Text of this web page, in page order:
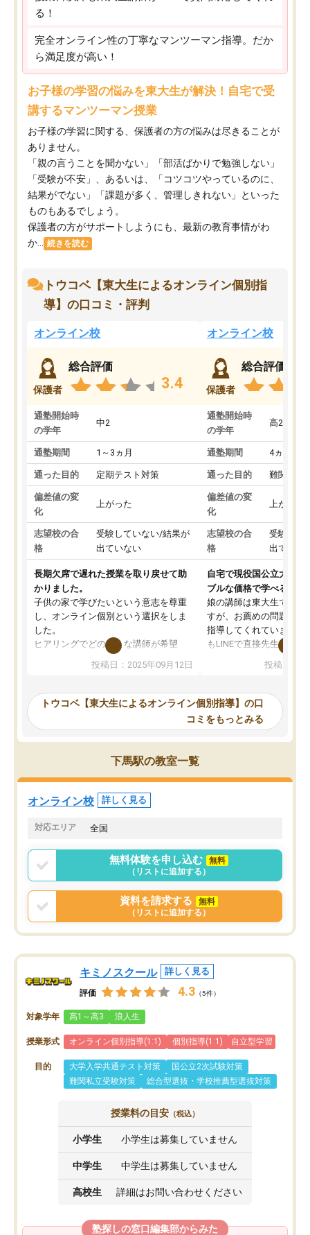
る！
完全オンライン性の丁寧なマンツーマン指導。だか
ら満足度が高い！
お子様の学習の悩みを東大生が解決！自宅で受
講するマンツーマン授業
お子様の学習に関する、保護者の方の悩みは尽きることが
ありません。
「親の言うことを聞かない」「部活ばかりで勉強しない」
「受験が不安」、あるいは、「コツコツやっているのに、
結果がでない」「課題が多く、管理しきれない」といった
ものもあるでしょう。
保護者の方がサポートしようにも、最新の教育事情がわ
か...
続きを読む
トウコベ【東大生によるオンライン個別指
導】の口コミ・評判
オンライン校
保護者
総合評価
3.4
通塾開始時
の学年
中2
通塾期間 1～3ヵ月
通った目的 定期テスト対策
偏差値の変
化
上がった
志望校の合
格
受験していない/結果が
出ていない
長期欠席で遅れた授業を取り戻せて助
かりました。
子供の家で学びたいという意志を尊重
し、オンライン個別という選択をしま
した。
ヒアリングでどのような講師が希望
か、オプションは付帯するかなど選ぶ
事が出来ました。
ーティングを行い、その講師で良いか
見てから講師を決定する事ができま
す。
うちの子は、初回面談の講師の方で決
オンラインツールを使用した単語帳の
共有があり宿題もそちらで出される形
でした。
言う事で講師変更の申し出があり、あ
まりに短期での変更だった為、塾に通
う事にして退会しました。遅れも取り
戻せ、授業内容や講師の方は良かった
と思います。
投稿日：2025年09月12日
オンライン校
保護者
総合評価
通塾開始時
の学年
高2
通塾期間 4ヵ月～1
通った目的 難関私立
偏差値の変
化
上がった
志望校の合
格
受験して
出ていな
自宅で現役国公立大学生
ブルな価格で学べる
娘の講師は東大生では無
すが、お薦めの問題集や
指導してくれています。
もLINEで直接先生に質問
めれるので、個人に合
いなのがあり(有料)、受
ことをどんなスケジュー
くか相談したのですが、
ち期待したものではなく
くなってきたようなので
投稿日：
トウコベ【東大生によるオンライン個別指導】の口
コミをもっとみる
下馬駅の教室一覧
オンライン校 詳しく見る
対応エリア 全国
無料体験を申し込む
無料
（リストに追加する）
資料を請求する
無料
（リストに追加する）
キミノスクール 詳しく見る
評価 4.3 （5件）
対象学年 高1～高3 浪人生
授業形式 オンライン個別指導(1:1) 個別指導(1:1) 自立型学習
目的 大学入学共通テスト対策
国公立2次試験対策
難関私立受験対策
総合型選抜・学校推薦型選抜対策
授業料の目安 （税込）
小学生 小学生は募集していません
中学生 中学生は募集していません
高校生 詳細はお問い合わせください
塾探しの窓口編集部からみた